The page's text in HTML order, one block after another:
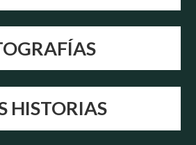
HISTORIAS